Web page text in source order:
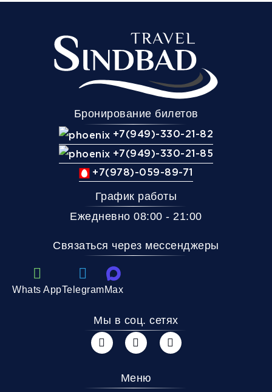
Бронирование билетов
+7(949)-330-21-82
+7(949)-330-21-85
+7(978)-059-89-71
График работы
Ежедневно 08:00 - 21:00
Связаться через мессенджеры
Whats AppTelegramMax
Мы в соц. сетях
Меню